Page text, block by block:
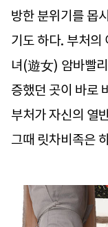
방한 분위기를 몹
기도 하다. 부처의
녀(遊女) 암바빨
증했던 곳이 바로
부처가 자신의 열
그때 릿차비족은